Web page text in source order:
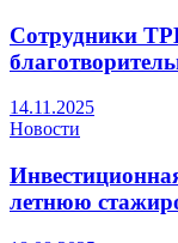
Сотрудники
14.11.2025
Новости
летнюю